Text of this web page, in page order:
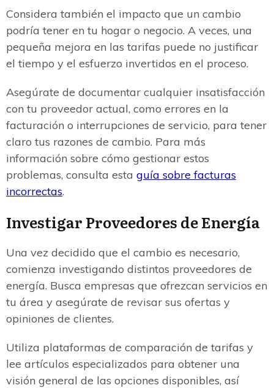
Considera también el impacto que un cambio
podría tener en tu hogar o negocio. A veces, una
pequeña mejora en las tarifas puede no justificar
el tiempo y el esfuerzo invertidos en el proceso.
Asegúrate de documentar cualquier insatisfacción
con tu proveedor actual, como errores en la
facturación o interrupciones de servicio, para tener
claro tus razones de cambio. Para más
información sobre cómo gestionar estos
problemas, consulta esta guía sobre facturas
incorrectas.
Investigar Proveedores de Energía
Una vez decidido que el cambio es necesario,
comienza investigando distintos proveedores de
energía. Busca empresas que ofrezcan servicios en
tu área y asegúrate de revisar sus ofertas y
opiniones de clientes.
Utiliza plataformas de comparación de tarifas y
lee artículos especializados para obtener una
visión general de las opciones disponibles, así